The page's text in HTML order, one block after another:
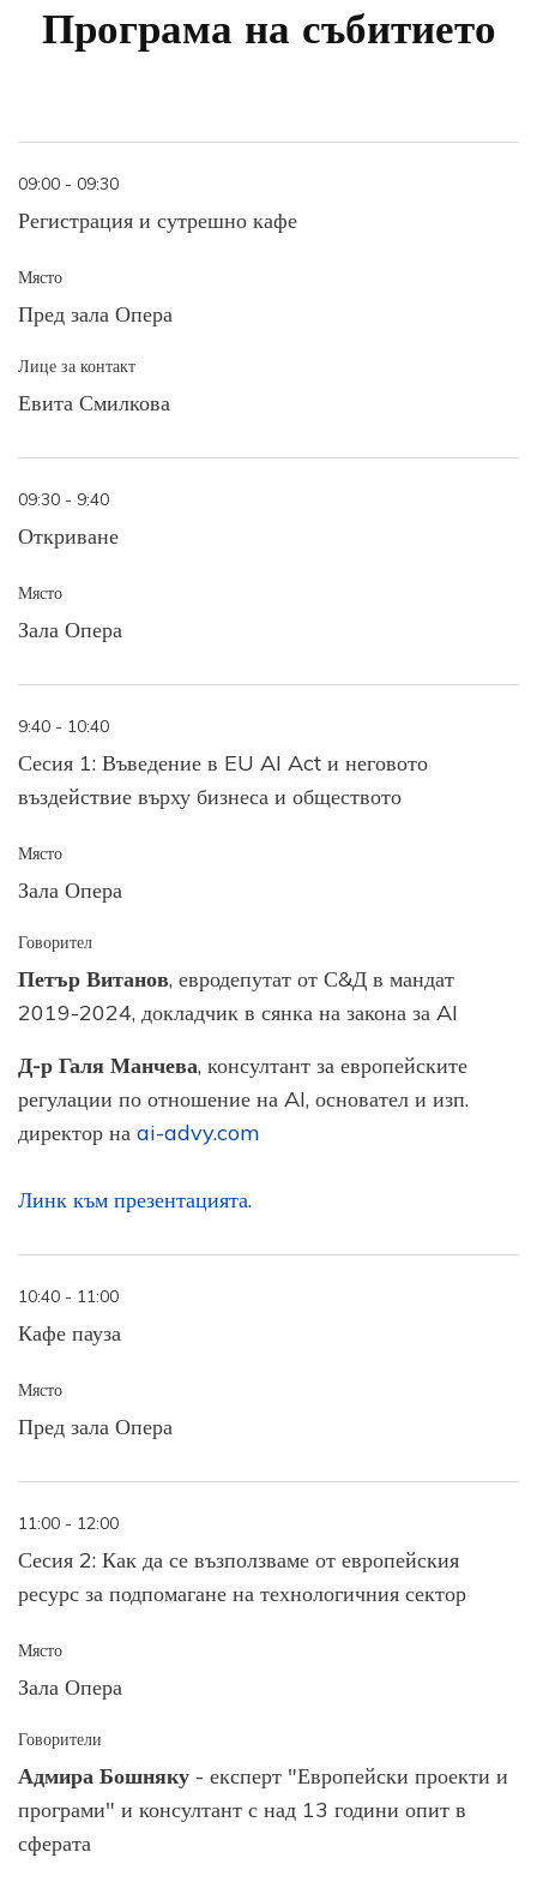
Програма на събитието
09:00 - 09:30
Регистрация и сутрешно кафе
Място
Пред зала Опера
Лице за контакт
Евита Смилкова
09:30 - 9:40
Откриване
Място
Зала Опера
9:40 - 10:40
Сесия 1: Въведение в EU AI Act и неговото
въздействие върху бизнеса и обществото
Място
Зала Опера
Говорител
Петър Витанов, евродепутат от С&Д в мандат
2019-2024, докладчик в сянка на закона за AI
Д-р Галя Манчева, консултант за европейските
регулации по отношение на AI, основател и изп.
директор на ai-advy.com
Линк към презентацията.
10:40 - 11:00
Кафе пауза
Място
Пред зала Опера
11:00 - 12:00
Сесия 2: Как да се възползваме от европейския
ресурс за подпомагане на технологичния сектор
Място
Зала Опера
Говорители
Адмира Бошняку - експерт "Европейски проекти и
програми" и консултант с над 13 години опит в
сферата